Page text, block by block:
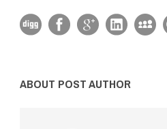
ABOUT POST AUTHOR